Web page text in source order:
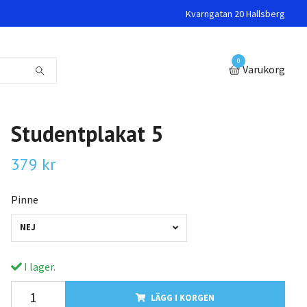
Kvarngatan 20 Hallsberg
0
Varukorg
Studentplakat 5
379 kr
Pinne
NEJ
I lager.
LÄGG I KORGEN